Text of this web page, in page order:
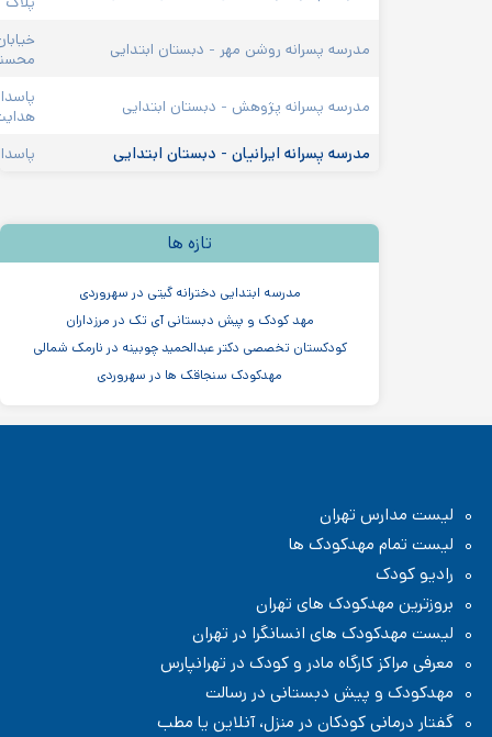
مدرسه پسرانه روشن مهر - دبستان ابتدایی
خیابان پاسداران،
محسنیان، کوی آرام،
مدرسه پسرانه پژوهش - دبستان ابتدایی
پاسداران، دروس،
هدایت، کوچه شیفته،
مدرسه پسرانه ایرانیان - دبستان ابتدایی
پاسداران شمالی، چهارراه
مدرسه ابتدایی دخترانه گیتی در سهروردی
مهد کودک و پیش دبستانی آی تک در مرزداران
کودکستان تخصصی دکتر عبدالحمید چوبینه در نارمک شمالی
مهدکودک سنجاقک ها در سهروردی
مهدکودک و پیش دبستانی دو زبانه آرین ۳
تهران
مهدکودک ها
های تهران
های انسانگرا در تهران
کارگاه مادر و کودک در تهرانپارس
پیش دبستانی در رسالت
کودکان در منزل، آنلاین یا مطب